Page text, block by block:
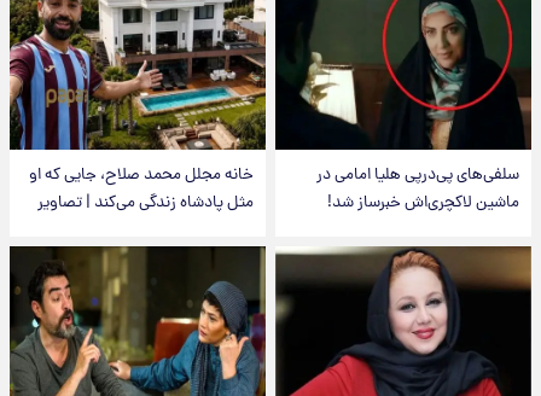
سلفی‌های پی‌درپی هلیا امامی در
ماشین لاکچری‌اش خبرساز شد!
خانه مجلل محمد صلاح، جایی که او
مثل پادشاه زندگی می‌کند | تصاویر